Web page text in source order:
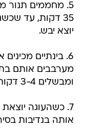
35 דקות, עד
יוצא יבש.
6. בינתיים
מערבבים אותם
ומבשלים 3-4 דקות.
7. כשהעוגה
אותה בנדיבות